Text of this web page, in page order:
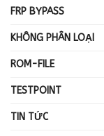
FRP BYPASS
KHÔNG PHÂN LOẠI
ROM-FILE
TESTPOINT
TIN TỨC